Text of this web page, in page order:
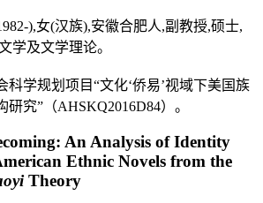
),女(汉族),安徽合肥人,副教授,硕士,
学及文学理论。
科学规划项目“文化‘侨易’视域下美国族
究”（AHSKQ2016D84）。
An Analysis of Identity
Ethnic Novels from the
Theory